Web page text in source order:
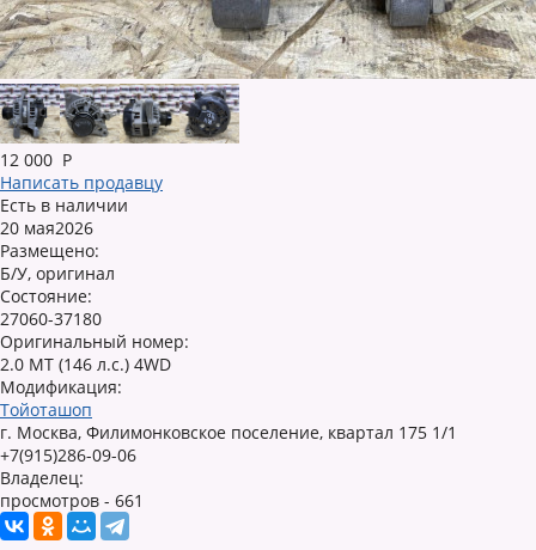
12 000 Р
Написать продавцу
Есть в наличии
20 мая2026
Размещено:
Б/У, оригинал
Состояние:
27060-37180
Оригинальный номер:
2.0 MT (146 л.с.) 4WD
Модификация:
Тойоташоп
г. Москва, Филимонковское поселение, квартал 175 1/1
+7(915)286-09-06
Владелец:
просмотров - 661